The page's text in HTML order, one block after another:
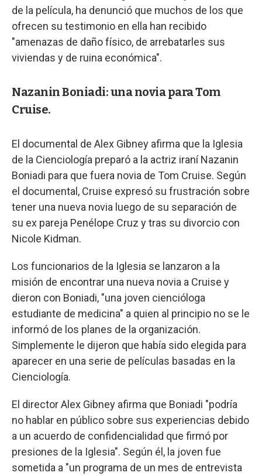
de la película, ha denunció que muchos de los que
ofrecen su testimonio en ella han recibido
"amenazas de daño físico, de arrebatarles sus
viviendas y de ruina económica".
Nazanin Boniadi: una novia para Tom
Cruise.
El documental de Alex Gibney afirma que la Iglesia
de la Cienciología preparó a la actriz iraní Nazanin
Boniadi para que fuera novia de Tom Cruise. Según
el documental, Cruise expresó su frustración sobre
tener una nueva novia luego de su separación de
su ex pareja Penélope Cruz y tras su divorcio con
Nicole Kidman.
Los funcionarios de la Iglesia se lanzaron a la
misión de encontrar una nueva novia a Cruise y
dieron con Boniadi, "una joven ciencióloga
estudiante de medicina" a quien al principio no se le
informó de los planes de la organización.
Simplemente le dijeron que había sido elegida para
aparecer en una serie de películas basadas en la
Cienciología.
El director Alex Gibney afirma que Boniadi "podría
no hablar en público sobre sus experiencias debido
a un acuerdo de confidencialidad que firmó por
presiones de la Iglesia". Según él, la joven fue
sometida a "un programa de un mes de entrevista